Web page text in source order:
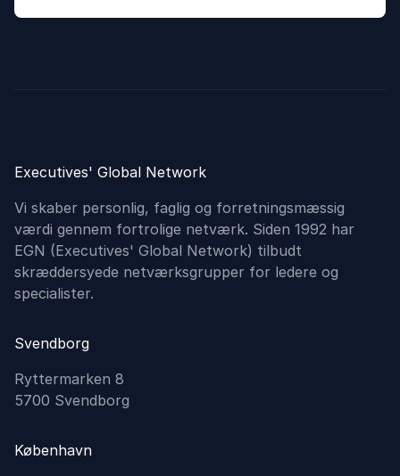
Executives' Global Network
Vi skaber personlig, faglig og forretningsmæssig
værdi gennem fortrolige netværk. Siden 1992 har
EGN (Executives'​ Global Network) tilbudt
skræddersyede netværksgrupper for ledere og
specialister.
Svendborg
Ryttermarken 8
5700 Svendborg
København